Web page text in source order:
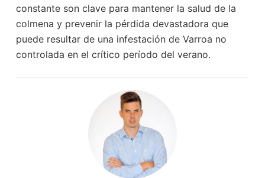
constante son clave para mantener la salud de la
colmena y prevenir la pérdida devastadora que
puede resultar de una infestación de Varroa no
controlada en el crítico período del verano.